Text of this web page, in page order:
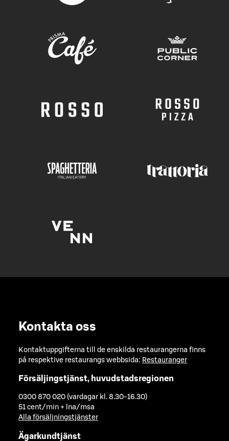
Kontakta oss
Kontaktuppgifterna till de enskilda restaurangerna finns
på respektive restaurangs webbsida: Restauranger
Försäljingstjänst, huvudstadsregionen
0300 870 020 (vardagar kl. 8.30-16.30)
51 cent/min + lna/msa
Alla försäljningstjänster
Ägarkundtjänst